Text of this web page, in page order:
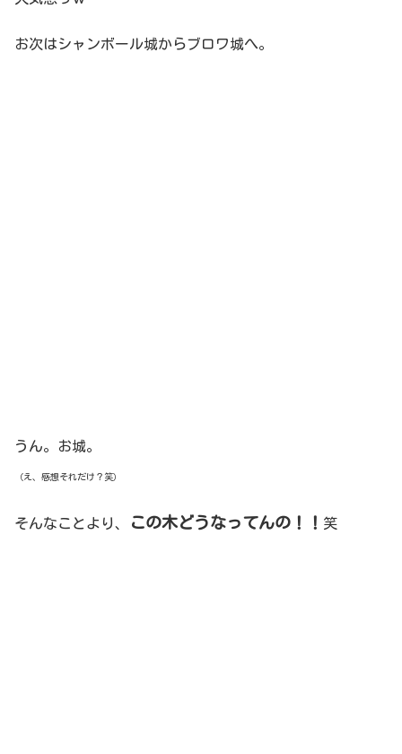
お次はシャンボール城からブロワ城へ。
うん。お城。
（え、感想それだけ？笑）
そんなことより、 この木どうなってんの！！ 笑